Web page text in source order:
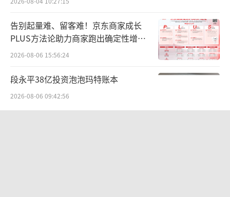
值得一提的是，市场也存在声音质疑连花
清瘟是否真的是新冠神药，认为其对病毒的直
有待进一步验证，但仅从销量角度看，连花清
瘟无疑成为众多居民的选择。
告别起量难、留客难！京东商家成长
PLUS方法论助力商家跑出确定性增长
路径
2026-08-06 15:56:24
段永平38亿投资泡泡玛特账本
2026-08-06 09:42:56